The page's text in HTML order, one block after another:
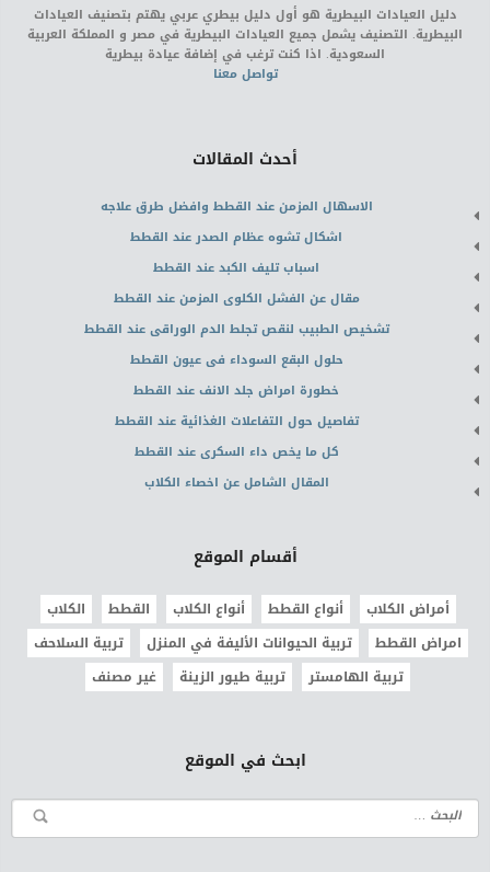
دليل العيادات البيطرية هو أول دليل بيطري عربي يهتم بتصنيف العيادات
البيطرية. التصنيف يشمل جميع العيادات البيطرية في مصر و المملكة العربية
السعودية. اذا كنت ترغب في إضافة عيادة بيطرية
تواصل معنا
أحدث المقالات
الاسهال المزمن عند القطط وافضل طرق علاجه
اشكال تشوه عظام الصدر عند القطط
اسباب تليف الكبد عند القطط
مقال عن الفشل الكلوى المزمن عند القطط
تشخيص الطبيب لنقص تجلط الدم الوراقى عند القطط
حلول البقع السوداء فى عيون القطط
خطورة امراض جلد الانف عند القطط
تفاصيل حول التفاعلات الغذائية عند القطط
كل ما يخص داء السكرى عند القطط
المقال الشامل عن اخصاء الكلاب
أقسام الموقع
أمراض الكلاب أنواع القطط أنواع الكلاب القطط
الكلاب
امراض القطط
تربية الحيوانات الأليفة في المنزل
تربية السلاحف
تربية الهامستر
تربية طيور الزينة غير مصنف
ابحث في الموقع